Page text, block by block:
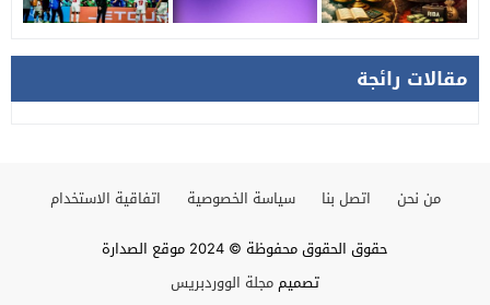
مقالات رائجة
من نحن اتصل بنا سياسة الخصوصية
اتفاقية الاستخدام
حقوق الحقوق محفوظة © 2024 موقع الصدارة
تصميممجلة الووردبريس